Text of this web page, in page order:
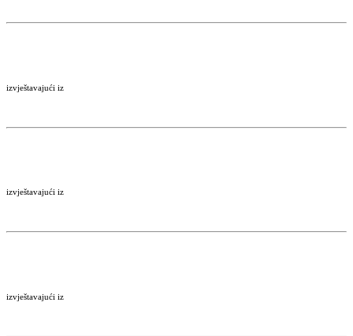
izvještavajući iz
izvještavajući iz
izvještavajući iz